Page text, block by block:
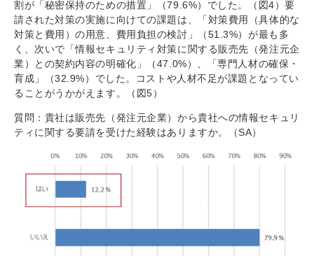
割が「秘密保持のための措置」（79.6%）でした。（図4）要
請された対策の実施に向けての課題は、「対策費用（具体的な
対策と費用）の用意、費用負担の検討」（51.3%）が最も多
く、次いで「情報セキュリティ対策に関する販売先（発注元企
業）との契約内容の明確化」（47.0%）、「専門人材の確保・
育成」（32.9%）でした。コストや人材不足が課題となってい
ることがうかがえます。（図5）
質問：貴社は販売先（発注元企業）から貴社への情報セキュリ
ティに関する要請を受けた経験はありますか。（SA）